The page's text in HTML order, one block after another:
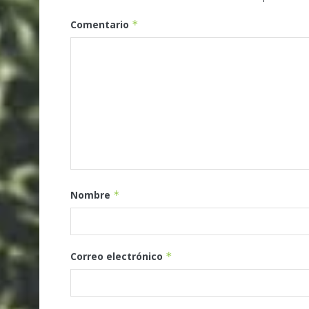
Comentario *
Nombre *
Correo electrónico *